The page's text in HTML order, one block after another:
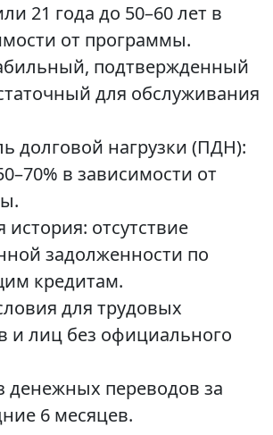
21 года до 50–60 лет в
от программы.
подтвержденный
для обслуживания
долговой нагрузки (ПДН):
в зависимости от
история: отсутствие
задолженности по
кредитам.
для трудовых
и лиц без официального
денежных переводов за
6 месяцев.